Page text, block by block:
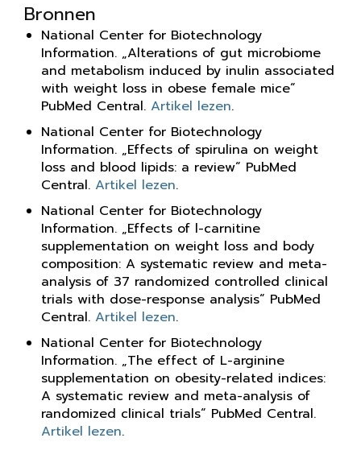
Bronnen
National Center for Biotechnology
Information. „Alterations of gut microbiome
and metabolism induced by inulin associated
with weight loss in obese female mice“
PubMed Central. Artikel lezen.
National Center for Biotechnology
Information. „Effects of spirulina on weight
loss and blood lipids: a review“ PubMed
Central. Artikel lezen.
National Center for Biotechnology
Information. „Effects of l-carnitine
supplementation on weight loss and body
composition: A systematic review and meta-
analysis of 37 randomized controlled clinical
trials with dose-response analysis“ PubMed
Central. Artikel lezen.
National Center for Biotechnology
Information. „The effect of L-arginine
supplementation on obesity-related indices:
A systematic review and meta-analysis of
randomized clinical trials“ PubMed Central.
Artikel lezen.